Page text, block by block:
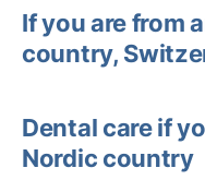
If you are from
country,
Dental care if
Nordic country